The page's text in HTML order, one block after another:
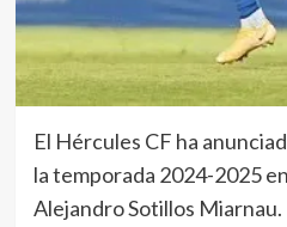
El Hércules CF ha
la temporada 2024-2025
Alejandro Sotillos